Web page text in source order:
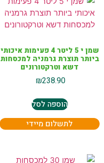
שמן י 5 ליטר 4 פעימות איכותי
ביותר תוצרת גרמניה למכסחות
דשא וטרקטורונים
₪238.90
הוספה לסל
לתשלום מיידי